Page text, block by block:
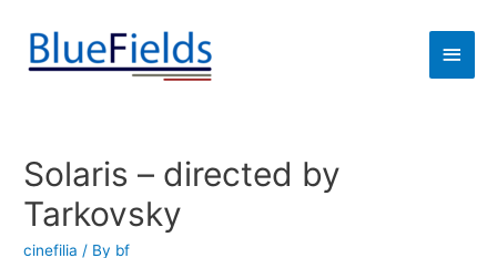
Solaris – directed by
Tarkovsky
cinefilia / By bf